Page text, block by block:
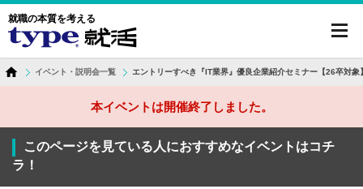
就職の本質を考える
イベント・説明会一覧 エントリーすべき『IT業界』優良企業紹介セミナー【26卒対象
本イベントは開催終了しました。
このページを見ている人におすすめなイベントはコチ
ラ！